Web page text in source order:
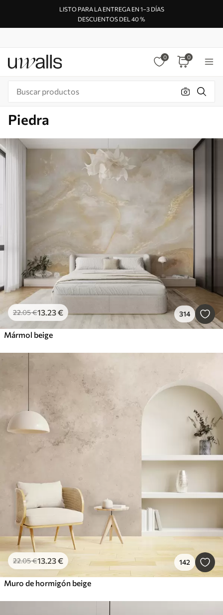
LISTO PARA LA ENTREGA EN 1–3 DÍAS
DESCUENTOS DEL 40 %
0 0
Piedra
22.05€13.23€ 314
Mármol beige
22.05€13.23€ 142
Muro de hormigón beige